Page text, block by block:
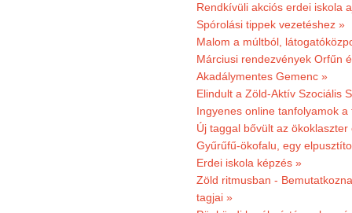
Rendkívüli akciós erdei iskola
Spórolási tippek vezetéshez »
Malom a múltból,
Márciusi rendezvények Orfűn
Akadálymentes Gemenc »
Elindult a Zöld-Aktív Szociális
Ingyenes online tanfolyamok
Új taggal bővült az ökoklaszter
Gyűrűfű-ökofalu, egy
Erdei iskola képzés »
Zöld ritmusban -
tagjai »